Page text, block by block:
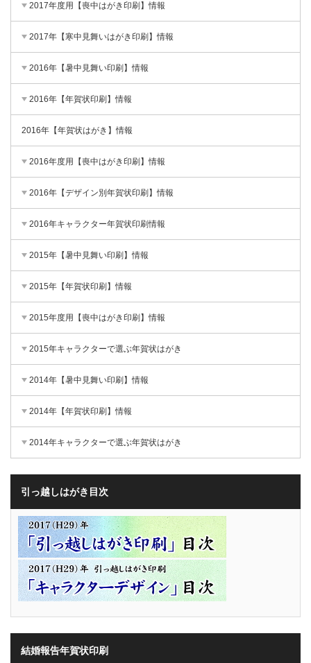
2017年度用【喪中はがき印刷】情報
2017年【寒中見舞いはがき印刷】情報
2016年【暑中見舞い印刷】情報
2016年【年賀状印刷】情報
2016年【年賀状はがき】情報
2016年度用【喪中はがき印刷】情報
2016年【デザイン別年賀状印刷】情報
2016年キャラクター年賀状印刷情報
2015年【暑中見舞い印刷】情報
2015年【年賀状印刷】情報
2015年度用【喪中はがき印刷】情報
2015年キャラクターで選ぶ年賀状はがき
2014年【暑中見舞い印刷】情報
2014年【年賀状印刷】情報
2014年キャラクターで選ぶ年賀状はがき
引っ越しはがき目次
結婚報告年賀状印刷